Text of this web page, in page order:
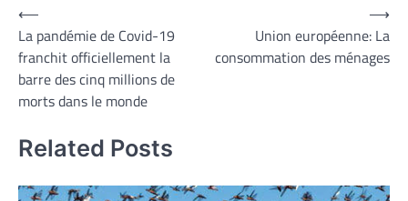
Navigation
de
l’article
⟵
La pandémie de Covid-19
franchit officiellement la
barre des cinq millions de
morts dans le monde
Union européenne: La
consommation des ménages
⟶
Related Posts